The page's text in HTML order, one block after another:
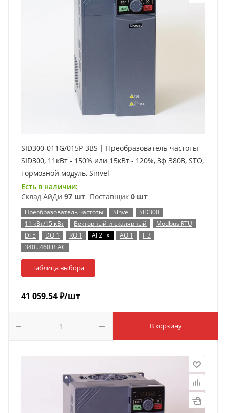
SID300-011G/015P-3BS | Преобразователь частоты
SID300, 11кВт - 150% или 15кВт - 120%, 3ф 380В, STO,
тормозной модуль, Sinvel
Есть в наличии:
Склад АйДи 97 шт Поставщик 0 шт
Преобразователь частоты Sinvel
SID300
11 кВт/15 кВт
Векторный и скалярный
Modbus RTU
DI 5
DO 1 RO 1 AI 2 x AO 1
F 3
340…460 В AC
Таблица выбора
41 059.54₽/шт
В корзину